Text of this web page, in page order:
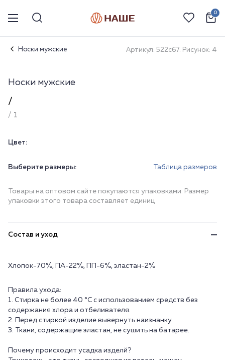
0
Носки мужские Артикул: 522с67. Рисунок: 4
Носки мужские
/
/ 1
Цвет:
Выберите размеры: Таблица размеров
Товары на оптовом сайте покупаются упаковками. Размер
упаковки этого товара составляет единиц
Состав и уход
Хлопок-70%, ПА-22%, ПП-6%, эластан-2%
Правила ухода:
1. Стирка не более 40 °C с использованием средств без
содержания хлора и отбеливателя.
2. Перед стиркой изделие вывернуть наизнанку.
3. Ткани, содержащие эластан, не сушить на батарее.
Почему происходит усадка изделй?